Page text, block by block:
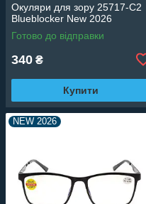
Окуляри для зору 25717-C2
Blueblocker New 2026
Готово до відправки
340 ₴
Купити
NEW 2026